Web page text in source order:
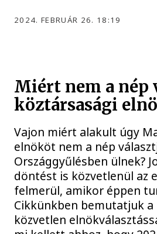
2024. FEBRUÁR 26. 18:19
Miért nem a nép
köztársasági
Vajon miért alakult úgy
elnököt nem a nép
Országgyűlésben ülnek?
döntést is közvetlenül az
felmerül, amikor éppen
Cikkünkben bemutatjuk
közvetlen